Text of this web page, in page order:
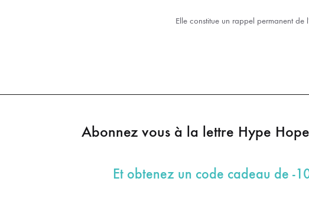
Elle constitue un rappel permanent
Abonnez vous à la lettre Hype
Et obtenez un code cadeau de -